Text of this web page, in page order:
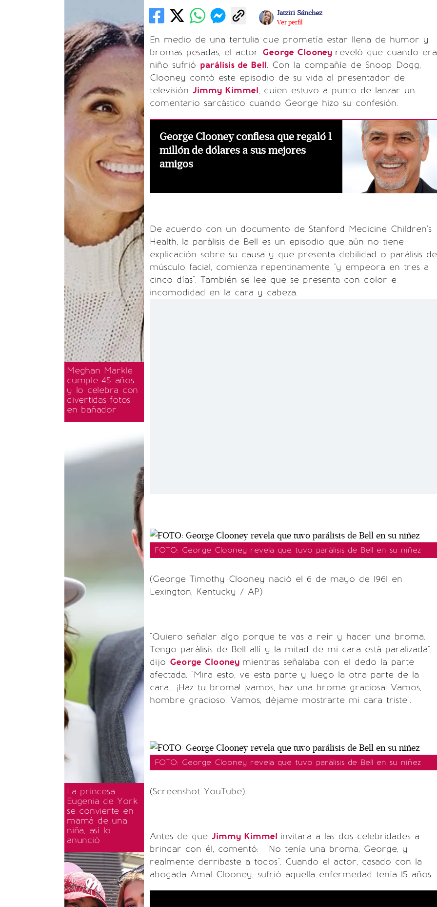
Meghan Markle
cumple 45 años
y lo celebra con
divertidas fotos
en bañador
La princesa
Eugenia de York
se convierte en
mamá de una
niña, así lo
anunció
Jatziri Sánchez
Ver perfil
En medio de una tertulia que prometía estar llena de humor y
bromas pesadas, el actor George Clooney reveló que cuando era
niño sufrió parálisis de Bell. Con la compañía de Snoop Dogg,
Clooney contó este episodio de su vida al presentador de
televisión Jimmy Kimmel, quien estuvo a punto de lanzar un
comentario sarcástico cuando George hizo su confesión.
George Clooney confiesa que regaló 1
millón de dólares a sus mejores
amigos
De acuerdo con un documento de Stanford Medicine Children's
Health, la parálisis de Bell es un episodio que aún no tiene
explicación sobre su causa y que presenta debilidad o parálisis
músculo facial, comienza repentinamente "y empeora en tres a
cinco días". También se lee que se presenta con dolor e
incomodidad en la cara y cabeza.
FOTO: George Clooney revela que tuvo parálisis de Bell en su niñez
(George Timothy Clooney nació el 6 de mayo de 1961 en
Lexington, Kentucky / AP)
"Quiero señalar algo porque te vas a reír y hacer una broma.
Tengo parálisis de Bell allí y la mitad de mi cara está paralizada",
dijo George Clooney mientras señalaba con el dedo la parte
afectada. "Mira esto, ve esta parte y luego la otra parte de la
cara... ¡Haz tu broma! ¡vamos, haz una broma graciosa! Vamos,
hombre gracioso. Vamos, déjame mostrarte mi cara triste".
FOTO: George Clooney revela que tuvo parálisis de Bell en su niñez
(Screenshot YouTube)
Antes de que Jimmy Kimmel invitara a las dos celebridades a
brindar con él, comentó: "No tenía una broma, George, y
realmente derribaste a todos". Cuando el actor, casado con la
abogada Amal Clooney, sufrió aquella enfermedad tenía 15 años.